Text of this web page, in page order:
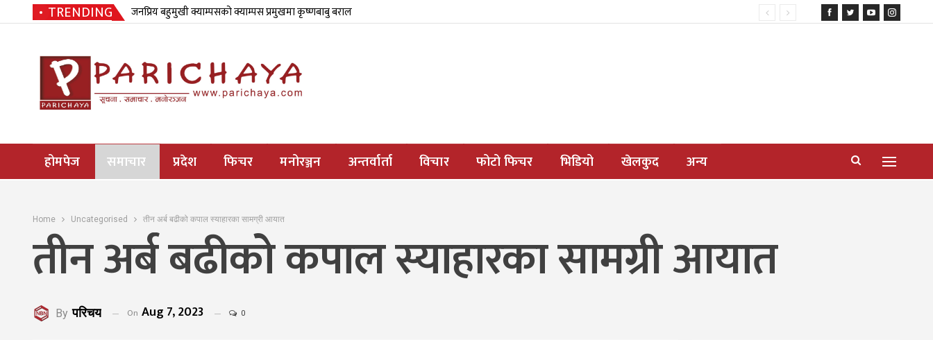
TRENDING जनप्रिय बहुमुखी क्याम्पसको क्याम्पस प्रमुखमा कृष्णबाबु बराल
होमपेज समाचार प्रदेश फिचर मनोरञ्जन अन्तर्वार्ता विचार फोटो फिचर भिडियो खेलकुद अन्य
Home Uncategorised तीन अर्ब बढीको कपाल स्याहारका सामग्री आयात
तीन अर्ब बढीको कपाल स्याहारका सामग्री आयात
By परिचय On Aug 7, 2023 0